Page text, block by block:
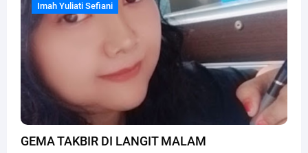
Imah Yuliati Sefiani
Imah Yuliati Sefiani
GEMA TAKBIR DI LANGIT MALAM